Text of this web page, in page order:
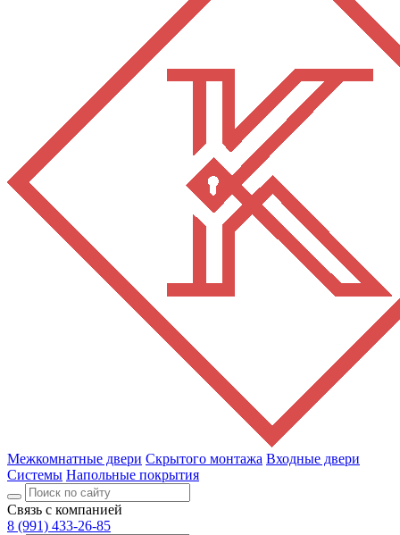
Межкомнатные двери Скрытого монтажа Входные двери
Системы Напольные покрытия
Связь с компанией
8 (991) 433-26-85